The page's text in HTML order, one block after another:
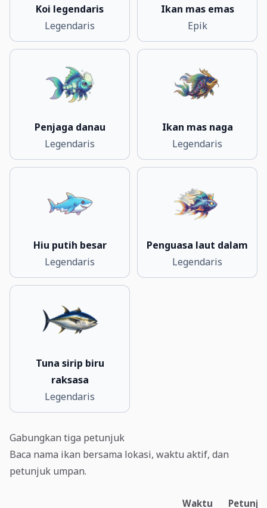
Koi legendaris
Legendaris
Ikan mas emas
Epik
Penjaga danau
Legendaris
Ikan mas naga
Legendaris
Hiu putih besar
Legendaris
Penguasa laut dalam
Legendaris
Tuna sirip biru
raksasa
Legendaris
Gabungkan tiga petunjuk
Baca nama ikan bersama lokasi, waktu aktif, dan
petunjuk umpan.
Waktu